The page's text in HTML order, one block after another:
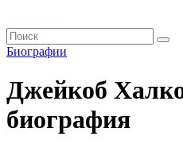
Биографии
Джейкоб
биография